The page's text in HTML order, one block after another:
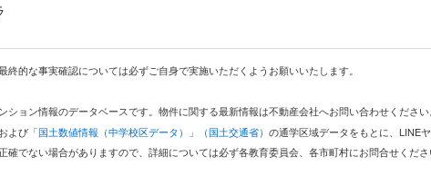
的な事実確認については必ずご自身で実施いただくようお願いいたします。
ョン情報のデータベースです。物件に関する最新情報は不動産会社へお問い合わせください。
および 「国土数値情報（中学校区データ）」（国土交通省） の通学区域データをもとに、LINE
でない場合がありますので、詳細については必ず各教育委員会、各市町村にお問合せくださ